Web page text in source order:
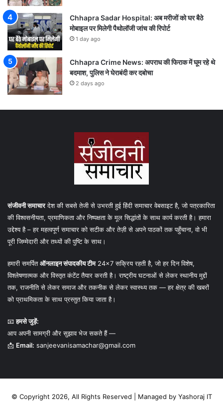
Chhapra Sadar Hospital: अब मरीजों को घर बैठे
मोबाइल पर मिलेगी पैथोलॉजी जांच की रिपोर्ट
1 day ago
Chhapra Crime News: अपराध की फिराक में घूम रहे थे
बदमाश, पुलिस ने घेराबंदी कर दबोचा
2 days ago
संजीवनी समाचारदेश की सबसे तेजी से उभरती हुई हिंदी समाचार वेबसाइट है, जो पत्रकारिता
की विश्वसनीयता, प्रमाणिकता और निष्पक्षता के मूल सिद्धांतों के साथ कार्य करती है। हमारा
उद्देश्य है – हर महत्वपूर्ण समाचार को सटीक और तेज़ी से अपने पाठकों तक पहुँचाना, वो भी
पूरी जिम्मेदारी और तथ्यों की पुष्टि के साथ।
हमारी समर्पितऑनलाइन संपादकीय टीम24×7 सक्रिय रहती है, जो हर दिन विशेष,
विश्लेषणात्मक और विस्तृत कंटेंट तैयार करती है। राष्ट्रीय घटनाओं से लेकर स्थानीय मुद्दों
तक, राजनीति से लेकर समाज और तकनीक से लेकर स्वास्थ्य तक — हर क्षेत्र की खबरों
को प्राथमिकता के साथ प्रस्तुत किया जाता है।
📧हमसे जुड़ें:
आप अपनी सामग्री और सुझाव भेज सकते हैं —
📩 Email: sanjeevanisamachar@gmail.com
© Copyright 2026, All Rights Reserved | Managed by Yashoraj IT